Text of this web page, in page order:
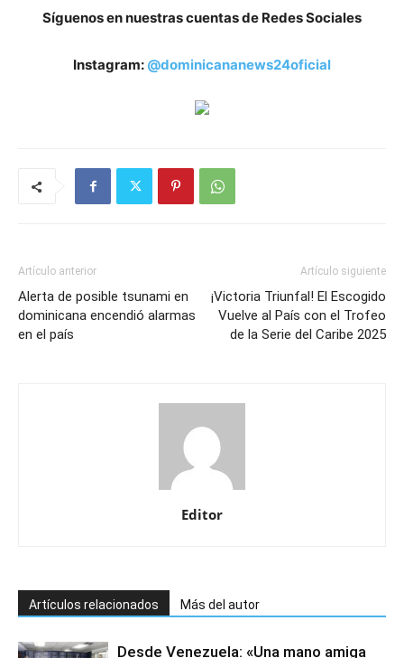
Síguenos en nuestras cuentas de Redes Sociales
Instagram: @dominicananews24oficial
Artículo anterior
Alerta de posible tsunami en
dominicana encendió alarmas
en el país
Artículo siguiente
¡Victoria Triunfal! El Escogido
Vuelve al País con el Trofeo
de la Serie del Caribe 2025
Editor
Artículos relacionados Más del autor
Desde Venezuela: «Una mano amiga